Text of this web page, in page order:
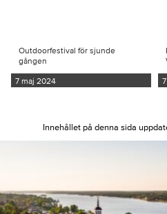
Outdoorfestival för sjunde
gången
7 maj 2024
Innehållet på denna sida